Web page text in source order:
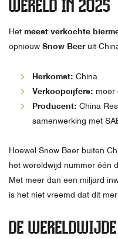
WERELD IN 2025
Het meest verkochte
opnieuw Snow Beeruit
Herkomst: China
Verkoopcijfers: meer
Producent: China
samenwerking met
Hoewel Snow Beer buiten
het wereldwijd nummer één
Met meer dan een miljard
is het niet vreemd dat dit
DE